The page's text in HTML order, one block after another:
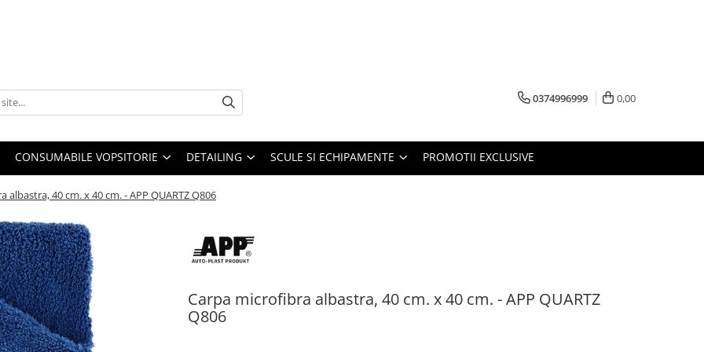
0374996999 0,00
CONSUMABILE VOPSITORIE DETAILING SCULE SI ECHIPAMENTE PROMOTII EXCLUSIVE
albastra, 40 cm. x 40 cm. - APP QUARTZ Q806
Carpa microfibra albastra, 40 cm. x 40 cm. - APP QUARTZ
Q806